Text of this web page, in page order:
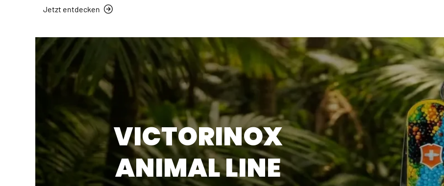
Jetzt entdecken
VICTORINOX
ANIMAL LINE